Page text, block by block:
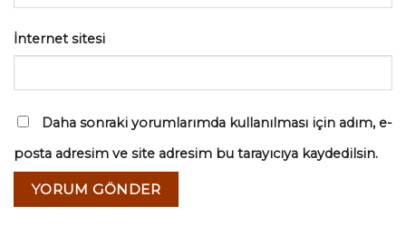
İnternet sitesi
Daha sonraki yorumlarımda kullanılması için adım, e-
posta adresim ve site adresim bu tarayıcıya kaydedilsin.